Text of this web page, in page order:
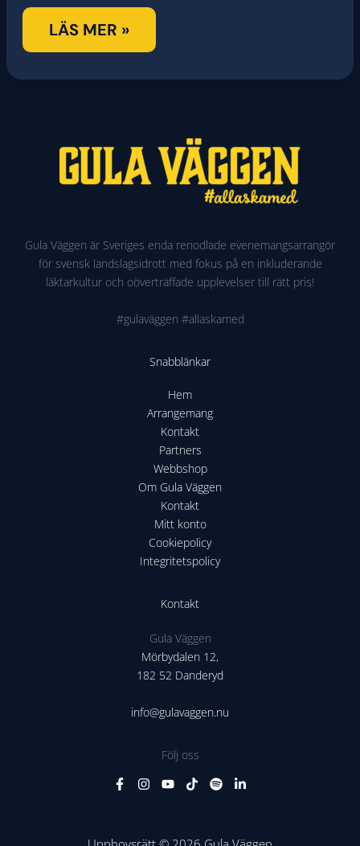
SVERIGES
CHANSER
I
LÄS MER »
Gula Väggen är Sveriges enda renodlade evenemangsarrangör
för svensk landslagsidrott med fokus på en inkluderande
läktarkultur och oöverträffade upplevelser till rätt pris!
#gulaväggen #allaskamed
Snabblänkar
Hem
Arrangemang
Kontakt
Partners
Webbshop
Om Gula Väggen
Kontakt
Mitt konto
Cookiepolicy
Integritetspolicy
Kontakt
Gula Väggen
Mörbydalen 12,
182 52 Danderyd
info@gulavaggen.nu
Följ oss